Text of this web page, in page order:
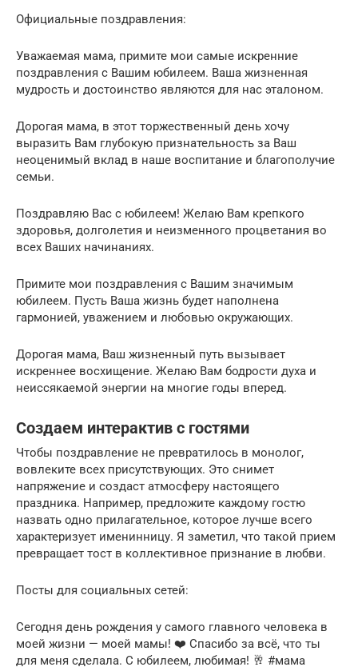
Официальные поздравления:
Уважаемая мама, примите мои самые искренние
поздравления с Вашим юбилеем. Ваша жизненная
мудрость и достоинство являются для нас эталоном.
Дорогая мама, в этот торжественный день хочу
выразить Вам глубокую признательность за Ваш
неоценимый вклад в наше воспитание и благополучие
семьи.
Поздравляю Вас с юбилеем! Желаю Вам крепкого
здоровья, долголетия и неизменного процветания во
всех Ваших начинаниях.
Примите мои поздравления с Вашим значимым
юбилеем. Пусть Ваша жизнь будет наполнена
гармонией, уважением и любовью окружающих.
Дорогая мама, Ваш жизненный путь вызывает
искреннее восхищение. Желаю Вам бодрости духа и
неиссякаемой энергии на многие годы вперед.
Создаем интерактив с гостями
Чтобы поздравление не превратилось в монолог,
вовлеките всех присутствующих. Это снимет
напряжение и создаст атмосферу настоящего
праздника. Например, предложите каждому гостю
назвать одно прилагательное, которое лучше всего
характеризует именинницу. Я заметил, что такой прием
превращает тост в коллективное признание в любви.
Посты для социальных сетей:
Сегодня день рождения у самого главного человека в
моей жизни — моей мамы! ❤️ Спасибо за всё, что ты
для меня сделала. С юбилеем, любимая! 🥂 #мама